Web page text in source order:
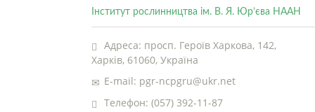
Інститут рослинництва ім. В. Я. Юр’єва НААН
Адреса: просп. Героїв Харкова, 142,
Харків, 61060, Україна
E-mail: pgr-ncpgru@ukr.net
Телефон: (057) 392-11-87